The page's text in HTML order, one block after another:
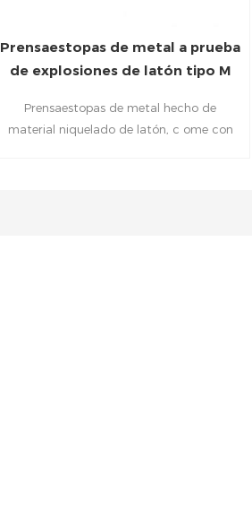
Prensaestopas de metal a prueba
de explosiones de latón tipo M
Prensaestopas de metal hecho de
material niquelado de latón, c ome con